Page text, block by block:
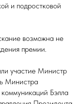
и подростковой
возможна не
премии.
участие Министр
Министра
Бэлла